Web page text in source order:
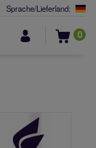
Sprache/Lieferland:
0